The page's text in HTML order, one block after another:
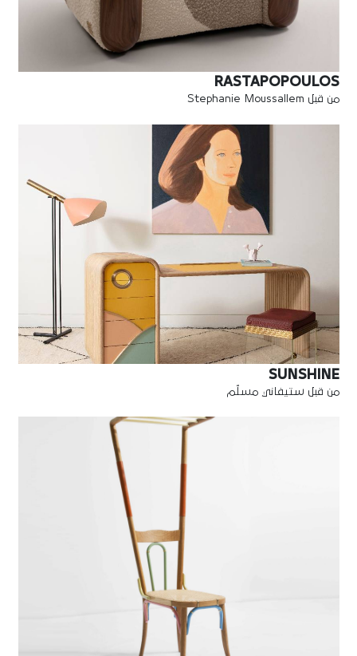
RASTAPOPOULOS
من قبل Stephanie Moussallem
SUNSHINE
من قبل ستيفاني مسلّم